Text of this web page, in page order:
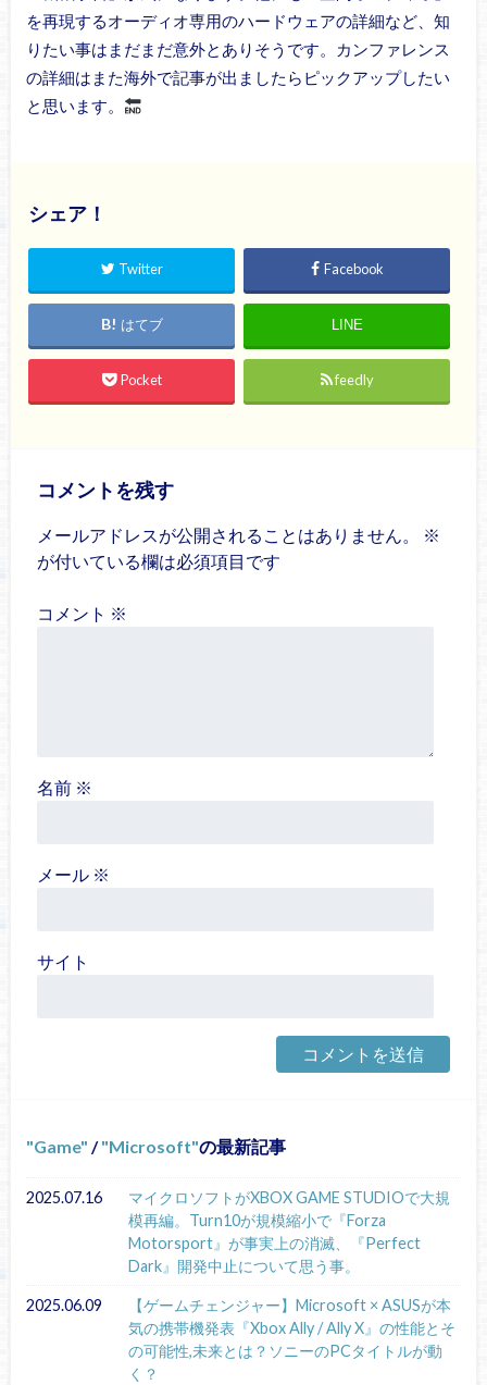
を再現するオーディオ専用のハードウェアの詳細など、知
りたい事はまだまだ意外とありそうです。カンファレンス
の詳細はまた海外で記事が出ましたらピックアップしたい
と思います。
シェア！
Twitter Facebook
はてブ LINE
Pocket feedly
コメントを残す
メールアドレスが公開されることはありません。
※
が付いている欄は必須項目です
コメント ※
名前 ※
メール ※
サイト
Game / Microsoft の最新記事
2025.07.16
マイクロソフトがXBOX GAME STUDIOで大規
模再編。Turn10が規模縮小で『Forza
Motorsport』が事実上の消滅、『Perfect
Dark』開発中止について思う事。
2025.06.09
【ゲームチェンジャー】Microsoft × ASUSが本
気の携帯機発表『Xbox Ally / Ally X』の性能とそ
の可能性,未来とは？ソニーのPCタイトルが動
く？